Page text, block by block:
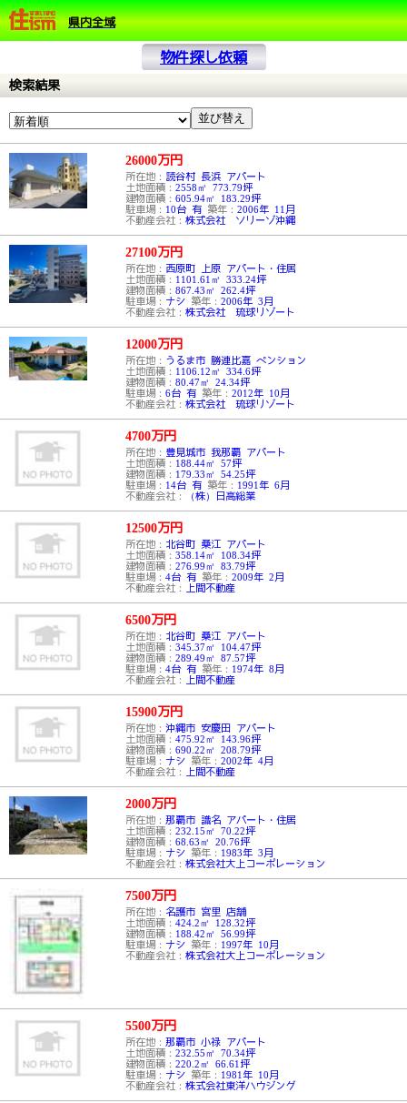
県内全域
物件探し依頼
検索結果
26000万円
所在地： 読谷村 長浜 アパート
土地面積：2558㎡ 773.79坪
建物面積：605.94㎡ 183.29坪
駐車場： 10台 有 築年：2006年 11月
不動産会社：株式会社 ソリーゾ沖縄
27100万円
所在地： 西原町 上原 アパート・住居
土地面積： 1101.61㎡ 333.24坪
建物面積：867.43㎡ 262.4坪
駐車場： ナシ 築年：2006年 3月
不動産会社：株式会社 琉球リゾート
12000万円
所在地： うるま市 勝連比嘉 ペンション
土地面積： 1106.12㎡ 334.6坪
建物面積：80.47㎡ 24.34坪
駐車場：6台 有 築年：2012年 10月
不動産会社：株式会社 琉球リゾート
4700万円
所在地： 豊見城市 我那覇 アパート
土地面積： 188.44㎡ 57坪
建物面積： 179.33㎡ 54.25坪
駐車場： 14台 有 築年： 1991年 6月
不動産会社：
（株）日高総業
12500万円
所在地： 北谷町 桑江 アパート
土地面積：358.14㎡ 108.34坪
建物面積：276.99㎡ 83.79坪
駐車場：4台 有 築年：2009年 2月
不動産会社：
上間不動産
6500万円
所在地： 北谷町 桑江 アパート
土地面積：345.37㎡ 104.47坪
建物面積：289.49㎡ 87.57坪
駐車場：4台 有 築年： 1974年 8月
不動産会社：
上間不動産
15900万円
所在地：沖縄市 安慶田 アパート
土地面積：475.92㎡ 143.96坪
建物面積：690.22㎡ 208.79坪
駐車場： ナシ 築年：2002年 4月
不動産会社：
上間不動産
2000万円
所在地：那覇市 識名 アパート・住居
土地面積：232.15㎡ 70.22坪
建物面積：68.63㎡ 20.76坪
駐車場： ナシ 築年： 1983年 3月
不動産会社：株式会社大上コーポレーション
7500万円
所在地： 名護市 宮里 店舗
土地面積：424.2㎡ 128.32坪
建物面積： 188.42㎡ 56.99坪
駐車場： ナシ 築年： 1997年 10月
不動産会社：株式会社大上コーポレーション
5500万円
所在地：那覇市 小禄 アパート
土地面積：232.55㎡ 70.34坪
建物面積：220.2㎡ 66.61坪
駐車場： ナシ 築年： 1981年 10月
不動産会社：株式会社東洋ハウジング